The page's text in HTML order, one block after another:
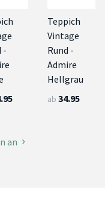
-
Teppich
Vintage
Rund -
Admire
Hellgrau
ab 34.95
an